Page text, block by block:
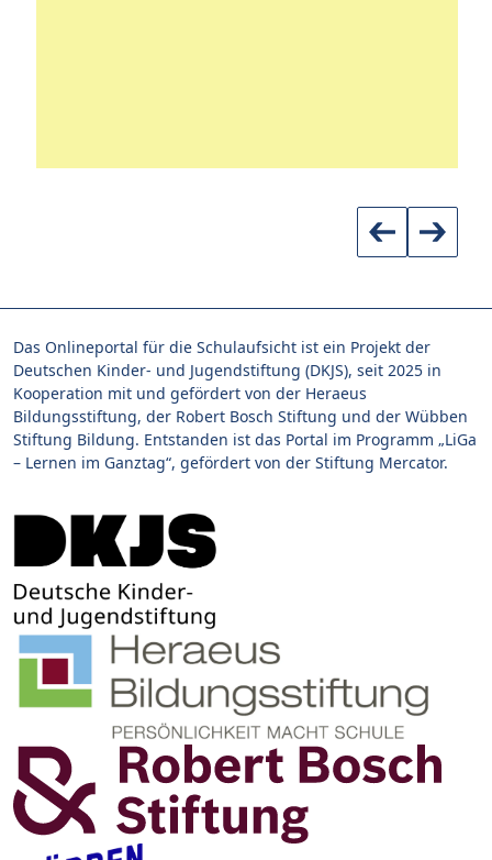
Das Onlineportal für die Schulaufsicht ist ein Projekt der
Deutschen Kinder- und Jugendstiftung (DKJS), seit 2025 in
Kooperation mit und gefördert von der Heraeus
Bildungsstiftung, der Robert Bosch Stiftung und der Wübben
Stiftung Bildung. Entstanden ist das Portal im Programm „LiGa
– Lernen im Ganztag“, gefördert von der Stiftung Mercator.